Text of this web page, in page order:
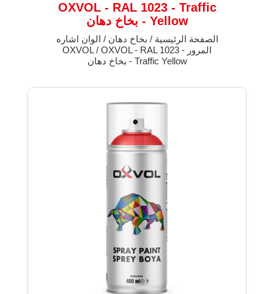
OXVOL - RAL 1023 - Traffic
Yellow - بخاخ دهان
الصفحة الرئيسية / بخاخ دهان / الوان اشاره
المرور OXVOL / OXVOL - RAL 1023 -
Traffic Yellow - بخاخ دهان